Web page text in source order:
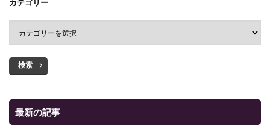
カテゴリー
検索
最新の記事